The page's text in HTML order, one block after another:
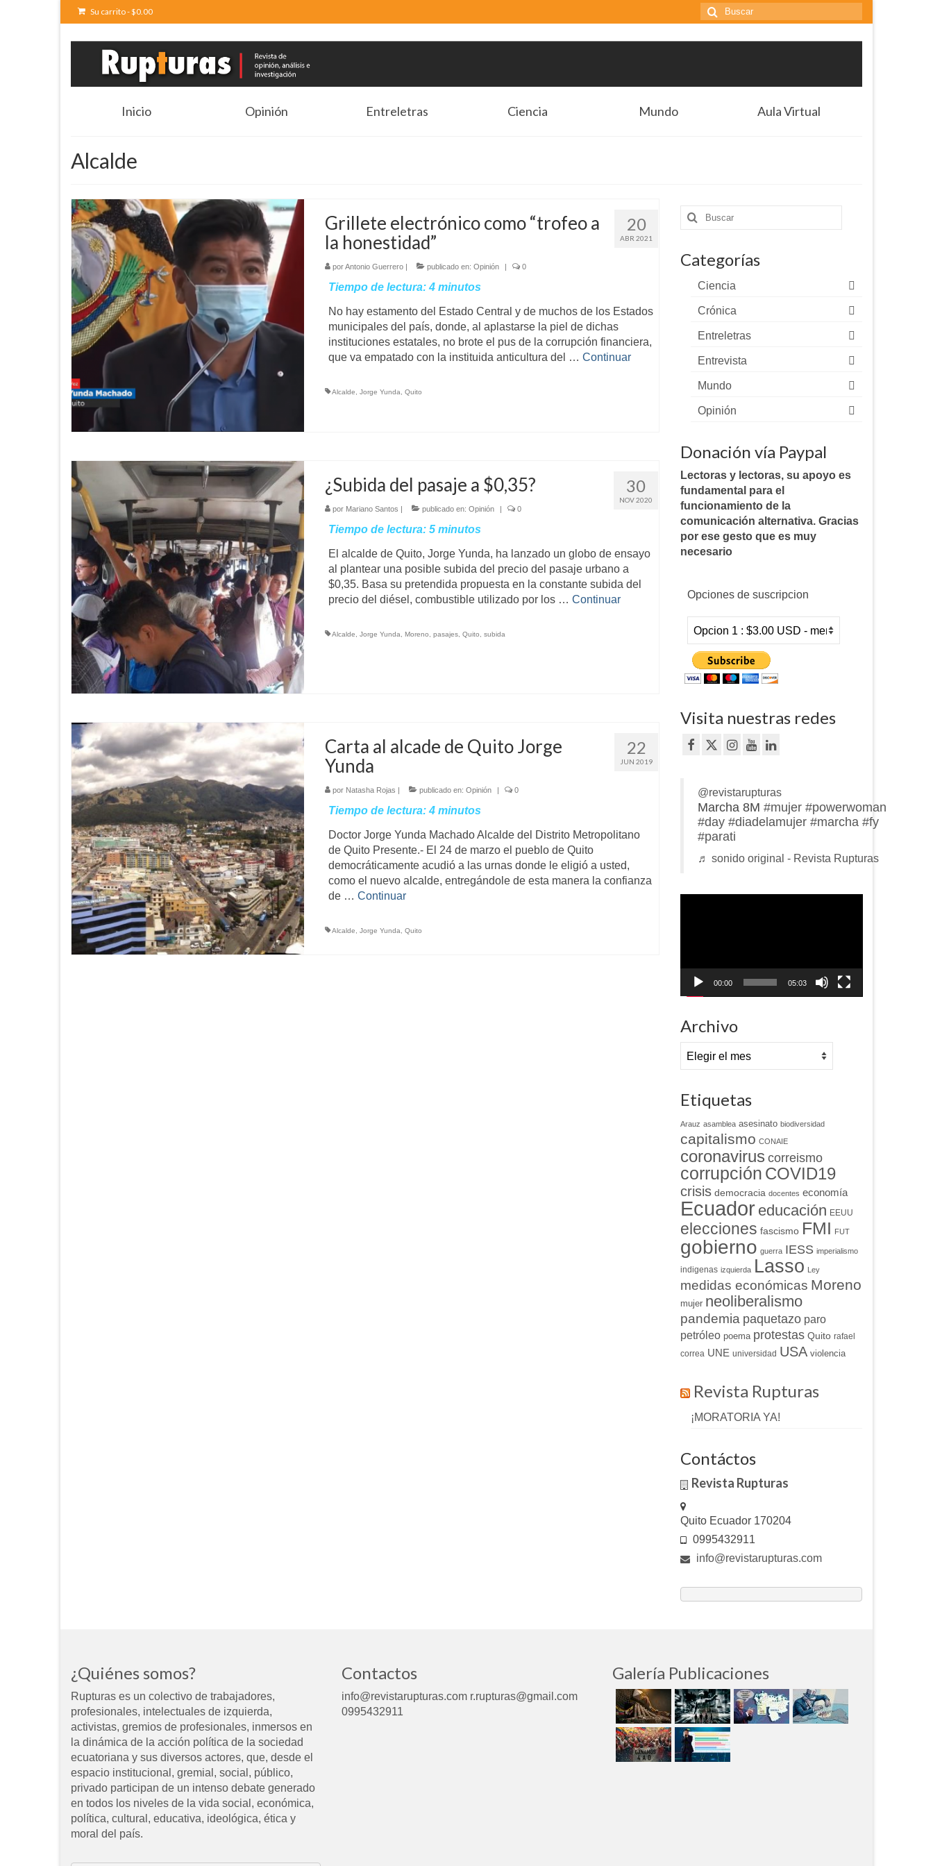
Su carrito-$0.00
Buscar
por:
Inicio Opinión Entreletras Ciencia Mundo Aula Virtual
Alcalde
20
ABR 2021
Grillete electrónico como “trofeo a
la honestidad”
porAntonio Guerrero| publicado en: Opinión | 0
Tiempo de lectura: 4 minutos
No hay estamento del Estado Central y de muchos de los Estados
municipales del país, donde, al aplastarse la piel de dichas
instituciones estatales, no brote el pus de la corrupción financiera,
que va empatado con la instituida anticultura del … Continuar
Alcalde Jorge Yunda Quito
30
NOV 2020
¿Subida del pasaje a $0,35?
por Mariano Santos | publicado en: Opinión | 0
Tiempo de lectura: 5 minutos
El alcalde de Quito, Jorge Yunda, ha lanzado un globo de ensayo
al plantear una posible subida del precio del pasaje urbano a
$0,35. Basa su pretendida propuesta en la constante subida del
precio del diésel, combustible utilizado por los … Continuar
Alcalde Jorge Yunda Moreno pasajes, Quito subida
22
JUN 2019
Carta al alcade de Quito Jorge
Yunda
por Natasha Rojas | publicado en: Opinión | 0
Tiempo de lectura: 4 minutos
Doctor Jorge Yunda Machado Alcalde del Distrito Metropolitano
de Quito Presente.- El 24 de marzo el pueblo de Quito
democráticamente acudió a las urnas donde le eligió a usted,
como el nuevo alcalde, entregándole de esta manera la confianza
de … Continuar
Alcalde Jorge Yunda Quito
Buscar
por:
Categorías
Ciencia
Crónica
Entreletras
Entrevista
Mundo
Opinión
Donación vía Paypal
Lectoras y lectoras, su apoyo es
fundamental para el
funcionamiento de la
comunicación alternativa. Gracias
por ese gesto que es muy
necesario
Opciones de suscripcion
Visita nuestras redes
@revistarupturas
Marcha 8M #mujer #powerwoman
#day #diadelamujer #marcha #fy
#parati
♬ sonido original - Revista Rupturas
00:00 05:03
Archivo
Archivo
Etiquetas
Arauz asamblea asesinato biodiversidad
capitalismo CONAIE
coronavirus correismo
corrupción COVID19
crisis democracia docentes economía
Ecuador educación EEUU
elecciones fascismo FMI FUT
gobierno guerra IESS imperialismo
indigenas izquierda Lasso Ley
medidas económicas Moreno
mujer neoliberalismo
pandemia paquetazo paro
petróleo poema protestas Quito rafael
correa UNE universidad USA violencia
Revista Rupturas
¡MORATORIA YA!
Contáctos
Revista Rupturas
Quito Ecuador 170204
0995432911
info@revistarupturas.com
¿Quiénes somos?
Rupturas es un colectivo de trabajadores,
profesionales, intelectuales de izquierda,
activistas, gremios de profesionales, inmersos en
la dinámica de la acción política de la sociedad
ecuatoriana y sus diversos actores, que, desde el
espacio institucional, gremial, social, público,
privado participan de un intenso debate generado
en todos los niveles de la vida social, económica,
política, cultural, educativa, ideológica, ética y
moral del país.
Contactos
info@revistarupturas.com r.rupturas@gmail.com
0995432911
Galería Publicaciones